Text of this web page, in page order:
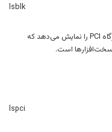
lsblk
لیستی از دستگاه‌های متصل به گذرگاه PCI را نمایش می‌دهد که
است.
lspci